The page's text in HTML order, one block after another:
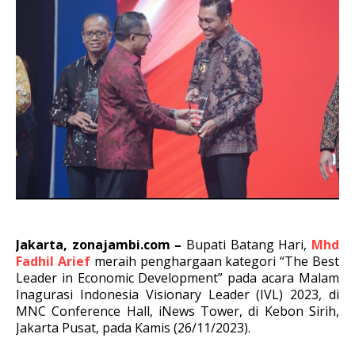
Jakarta, zonajambi.com – Bupati Batang Hari, Mhd
Fadhil Arief meraih penghargaan kategori “The Best
Leader in Economic Development” pada acara Malam
Inagurasi Indonesia Visionary Leader (IVL) 2023, di
MNC Conference Hall, iNews Tower, di Kebon Sirih,
Jakarta Pusat, pada Kamis (26/11/2023).